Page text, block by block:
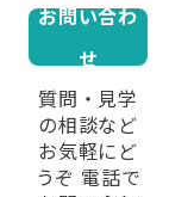
お問い合わ
せ
質問・見学
の相談など
お気軽にど
うぞ 電話で